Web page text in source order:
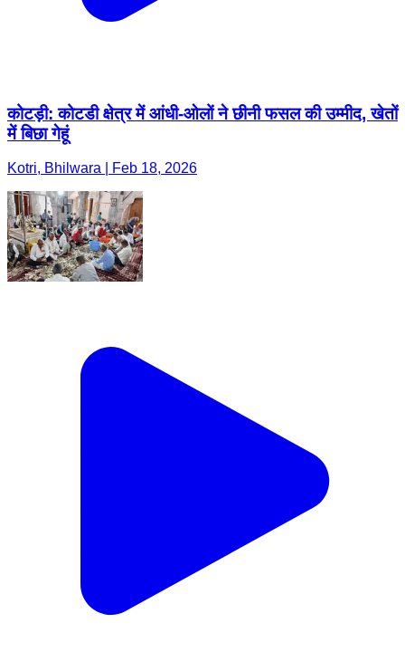
कोटड़ी: कोटडी क्षेत्र में आंधी-ओलों ने छीनी फसल की उम्मीद, खेतों
में बिछा गेहूं
Kotri, Bhilwara | Feb 18, 2026